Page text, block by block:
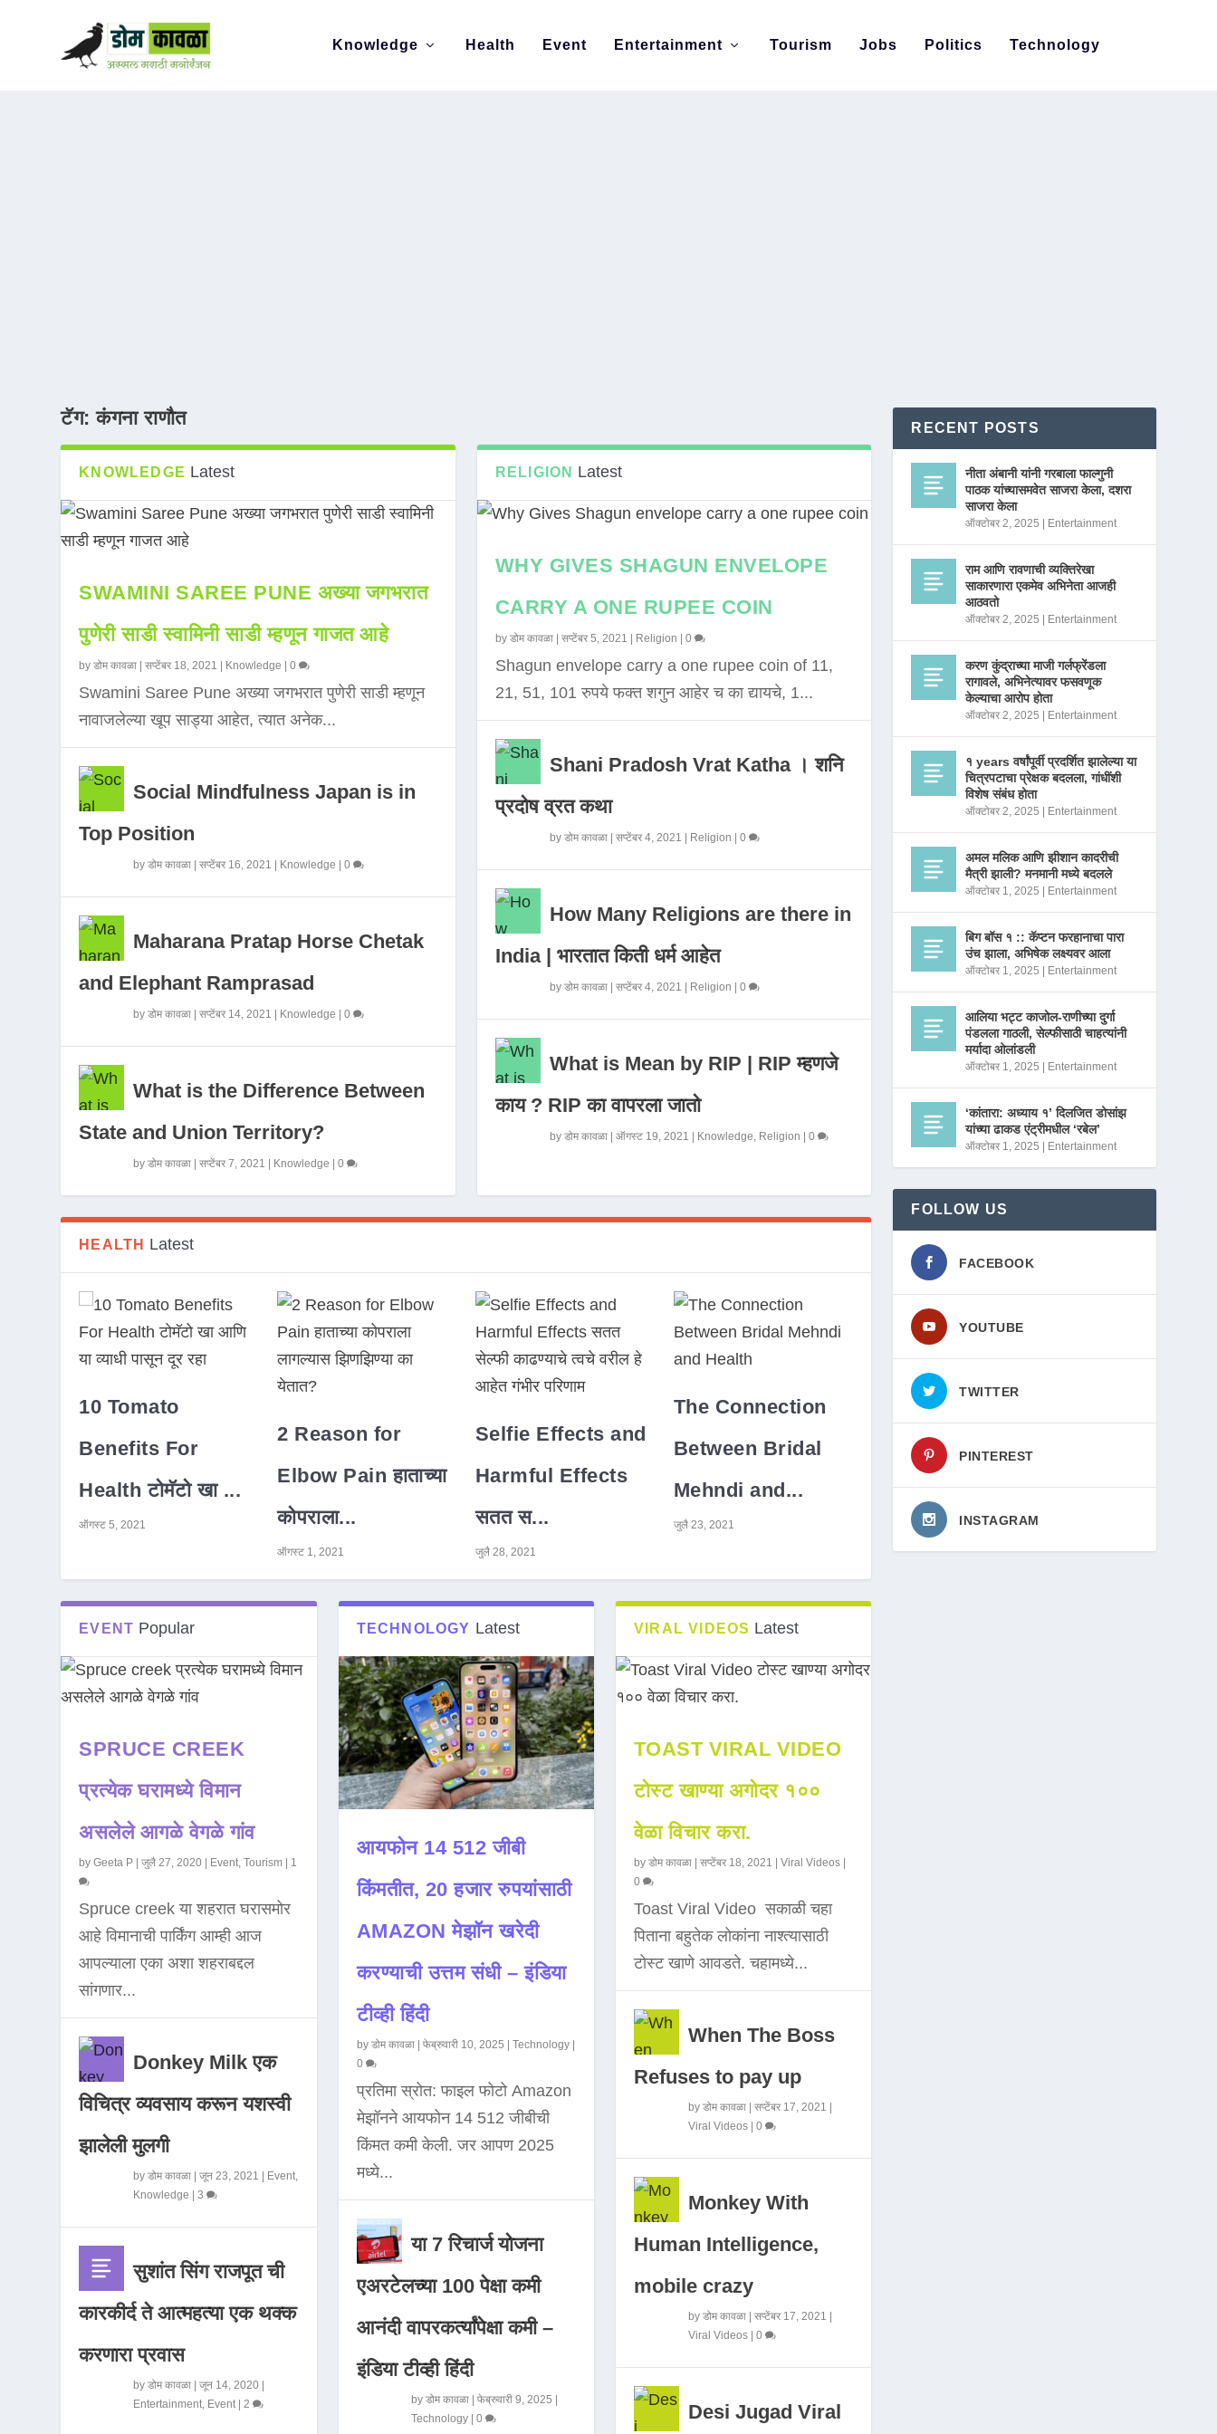
Knowledge Health Event Entertainment Tourism Jobs Politics Technology
टॅग:कंगना राणौत
KNOWLEDGE Latest
SWAMINI SAREE PUNE अख्या जगभरात
पुणेरी साडी स्वामिनी साडी म्हणून गाजत आहे
byडोम कावळा |सप्टेंबर 18, 2021 Knowledge |0
Swamini Saree Pune अख्या जगभरात पुणेरी साडी म्हणून
नावाजलेल्या खूप साड्या आहेत, त्यात अनेक...
Social Mindfulness Japan is in
Top Position
byडोम कावळा |सप्टेंबर 16, 2021 Knowledge |0
Maharana Pratap Horse Chetak
and Elephant Ramprasad
byडोम कावळा |सप्टेंबर 14, 2021 Knowledge |0
What is the Difference Between
State and Union Territory?
byडोम कावळा |सप्टेंबर 7, 2021 Knowledge |0
RELIGION Latest
WHY GIVES SHAGUN ENVELOPE
CARRY A ONE RUPEE COIN
by डोम कावळा| सप्टेंबर 5, 2021 Religion 0
Shagun envelope carry a one rupee coin of 11,
21, 51, 101 रुपये फक्त शगुन आहेर च का द्यायचे, 1...
Shani Pradosh Vrat Katha । शनि
प्रदोष व्रत कथा
by डोम कावळा| सप्टेंबर 4, 2021 Religion 0
How Many Religions are there in
India | भारतात किती धर्म आहेत
by डोम कावळा| सप्टेंबर 4, 2021 Religion 0
What is Mean by RIP | RIP म्हणजे
काय ? RIP का वापरला जातो
by डोम कावळा| ऑगस्ट 19, 2021 Knowledge, Religion 0
HEALTH Latest
10 Tomato
Benefits For
Health टोमॅटो खा ...
ऑगस्ट 5, 2021
2 Reason for
Elbow Pain हाताच्या
कोपराला...
ऑगस्ट 1, 2021
Selfie Effects and
Harmful Effects
सतत स...
जुलै 28, 2021
The Connection
Between Bridal
Mehndi and...
जुलै 23, 2021
EVENT Popular
SPRUCE CREEK
प्रत्येक घरामध्ये विमान
असलेले आगळे वेगळे गांव
byGeeta P |जुलै 27, 2020 | Event ,Tourism | 1
Spruce creek या शहरात घरासमोर
आहे विमानाची पार्किंग आम्ही आज
आपल्याला एका अशा शहराबद्दल
सांगणार...
Donkey Milk एक
विचित्र व्यवसाय करून यशस्वी
झालेली मुलगी
byडोम कावळा |जून 23, 2021 | Event
Knowledge |3
सुशांत सिंग राजपूत ची
कारकीर्द ते आत्महत्या एक थक्क
करणारा प्रवास
byडोम कावळा |जून 14, 2020 |
Entertainment Event | 2
TECHNOLOGY Latest
आयफोन 14 512 जीबी
किंमतीत, 20 हजार रुपयांसाठी
AMAZON मेझॉन खरेदी
करण्याची उत्तम संधी – इंडिया
टीव्ही हिंदी
by डोम कावळा| फेब्रुवारी 10, 2025 Technology|
0
प्रतिमा स्रोत: फाइल फोटो Amazon
मेझॉनने आयफोन 14 512 जीबीची
किंमत कमी केली. जर आपण 2025
मध्ये...
या 7 रिचार्ज योजना
एअरटेलच्या 100 पेक्षा कमी
आनंदी वापरकर्त्यांपेक्षा कमी –
इंडिया टीव्ही हिंदी
by डोम कावळा| फेब्रुवारी 9, 2025
Technology| 0
VIRAL VIDEOS Latest
TOAST VIRAL VIDEO
टोस्ट खाण्या अगोदर १००
वेळा विचार करा.
by डोम कावळा| सप्टेंबर 18, 2021 | Viral Videos|
0
Toast Viral Video सकाळी चहा
पिताना बहुतेक लोकांना नाश्त्यासाठी
टोस्ट खाणे आवडते. चहामध्ये...
When The Boss
Refuses to pay up
by डोम कावळा| सप्टेंबर 17, 2021 |
Viral Videos| 0
Monkey With
Human Intelligence,
mobile crazy
by डोम कावळा| सप्टेंबर 17, 2021 |
Viral Videos| 0
Desi Jugad Viral
RECENT POSTS
नीता अंबानी यांनी गरबाला फाल्गुनी
पाठक यांच्यासमवेत साजरा केला, दशरा
साजरा केला
ऑक्टोबर 2, 2025 Entertainment
राम आणि रावणाची व्यक्तिरेखा
साकारणारा एकमेव अभिनेता आजही
आठवतो
ऑक्टोबर 2, 2025 Entertainment
करण कुंद्राच्या माजी गर्लफ्रेंडला
रागावले, अभिनेत्यावर फसवणूक
केल्याचा आरोप होता
ऑक्टोबर 2, 2025 Entertainment
१ years वर्षांपूर्वी प्रदर्शित झालेल्या या
चित्रपटाचा प्रेक्षक बदलला, गांधींशी
विशेष संबंध होता
ऑक्टोबर 2, 2025 Entertainment
अमल मलिक आणि झीशान कादरीची
मैत्री झाली? मनमानी मध्ये बदलले
ऑक्टोबर 1, 2025 Entertainment
बिग बॉस १ :: कॅप्टन फरहानाचा पारा
उंच झाला, अभिषेक लक्ष्यवर आला
ऑक्टोबर 1, 2025 Entertainment
आलिया भट्ट काजोल-राणीच्या दुर्गा
पंडलला गाठली, सेल्फीसाठी चाहत्यांनी
मर्यादा ओलांडली
ऑक्टोबर 1, 2025 Entertainment
‘कांतारा: अध्याय १’ दिलजित डोसांझ
यांच्या ढाकड एंट्रीमधील ‘रबेल’
ऑक्टोबर 1, 2025 Entertainment
FOLLOW US
FACEBOOK
YOUTUBE
TWITTER
PINTEREST
INSTAGRAM